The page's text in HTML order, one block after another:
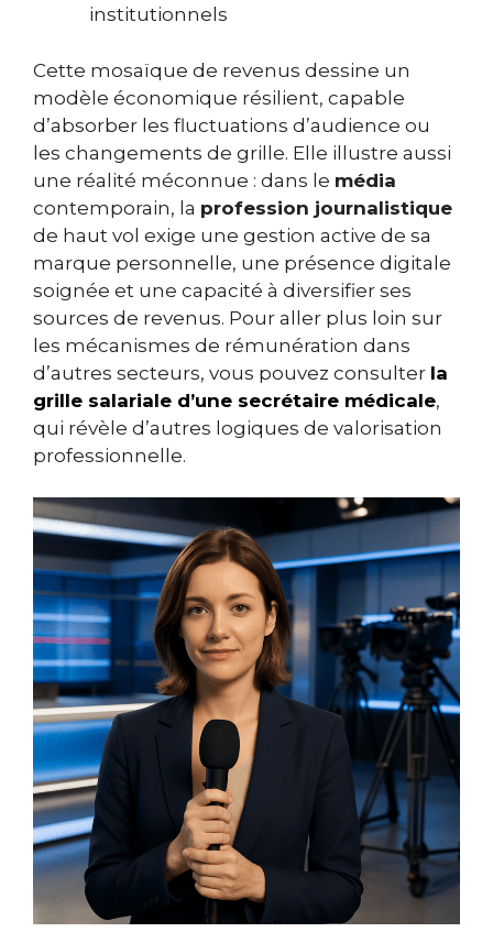
institutionnels
Cette mosaïque de revenus dessine un
modèle économique résilient, capable
d’absorber les fluctuations d’audience ou
les changements de grille. Elle illustre aussi
une réalité méconnue : dans le média
contemporain, la profession journalistique
de haut vol exige une gestion active de sa
marque personnelle, une présence digitale
soignée et une capacité à diversifier ses
sources de revenus. Pour aller plus loin sur
les mécanismes de rémunération dans
d’autres secteurs, vous pouvez consulter la
grille salariale d’une secrétaire médicale,
qui révèle d’autres logiques de valorisation
professionnelle.